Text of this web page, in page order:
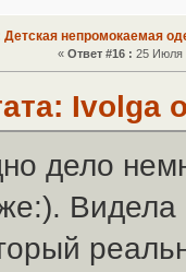
Детская непромокаемая
« Ответ #16 : 25 Июля
Ivolga
дело
Видела